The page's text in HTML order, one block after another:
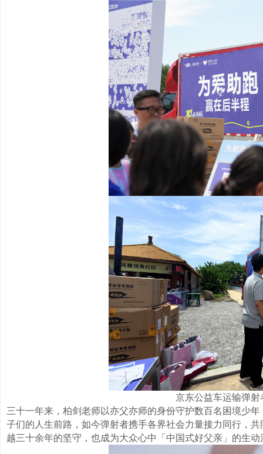
京东公益车运输弹
三十一年来，柏剑老师以亦父亦师的身份守护数百名困境少
子们的人生前路，如今弹射者携手各界社会力量接力同行，
越三十余年的坚守，也成为大众心中「中国式好父亲」的生动